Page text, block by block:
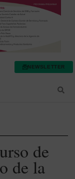
NEWSLETTER
de
de la